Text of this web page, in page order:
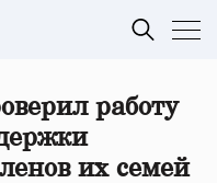
работу
их семей